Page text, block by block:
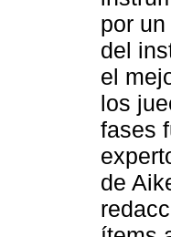
por
del
el
los
fases
de